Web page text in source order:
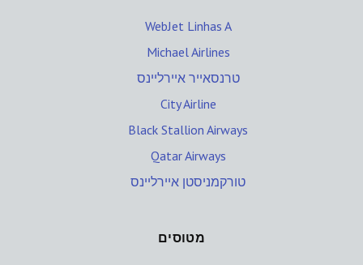
WebJet Linhas A
Michael Airlines
טרנסאייר איירליינס
City Airline
Black Stallion Airways
Qatar Airways
טורקמניסטן איירליינס
מטוסים